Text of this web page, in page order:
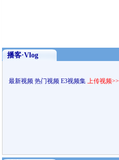
播客·Vlog
最新视频 热门视频 E3视频集 上传视频>>